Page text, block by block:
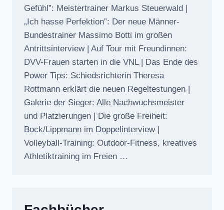
Gefühl”: Meistertrainer Markus Steuerwald |
„Ich hasse Perfektion”: Der neue Männer-
Bundestrainer Massimo Botti im großen
Antrittsinterview | Auf Tour mit Freundinnen:
DVV-Frauen starten in die VNL | Das Ende des
Power Tips: Schiedsrichterin Theresa
Rottmann erklärt die neuen Regeltestungen |
Galerie der Sieger: Alle Nachwuchsmeister
und Platzierungen | Die große Freiheit:
Bock/Lippmann im Doppelinterview |
Volleyball-Training: Outdoor-Fitness, kreatives
Athletiktraining im Freien …